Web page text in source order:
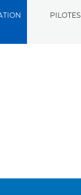
PILOTES